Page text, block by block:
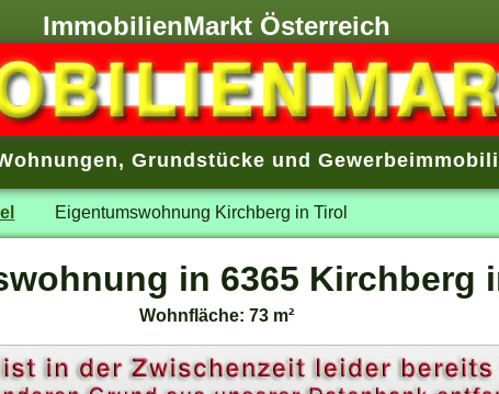
ImmobilienMarkt Österreich
, Grundstücke und
Eigentumswohnung Kirchberg in Tirol
in 6365 Kirchberg
Wohnfläche: 73 m²